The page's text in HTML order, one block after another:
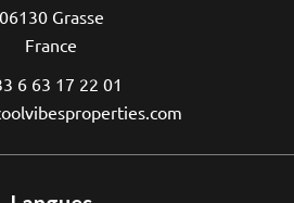
06130Grasse
France
6 63 17 22 01